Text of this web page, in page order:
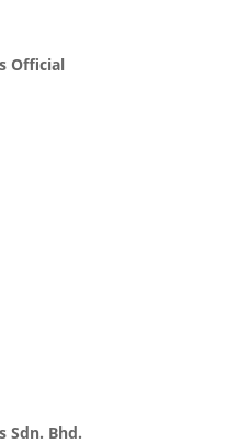
Official
Sdn. Bhd.